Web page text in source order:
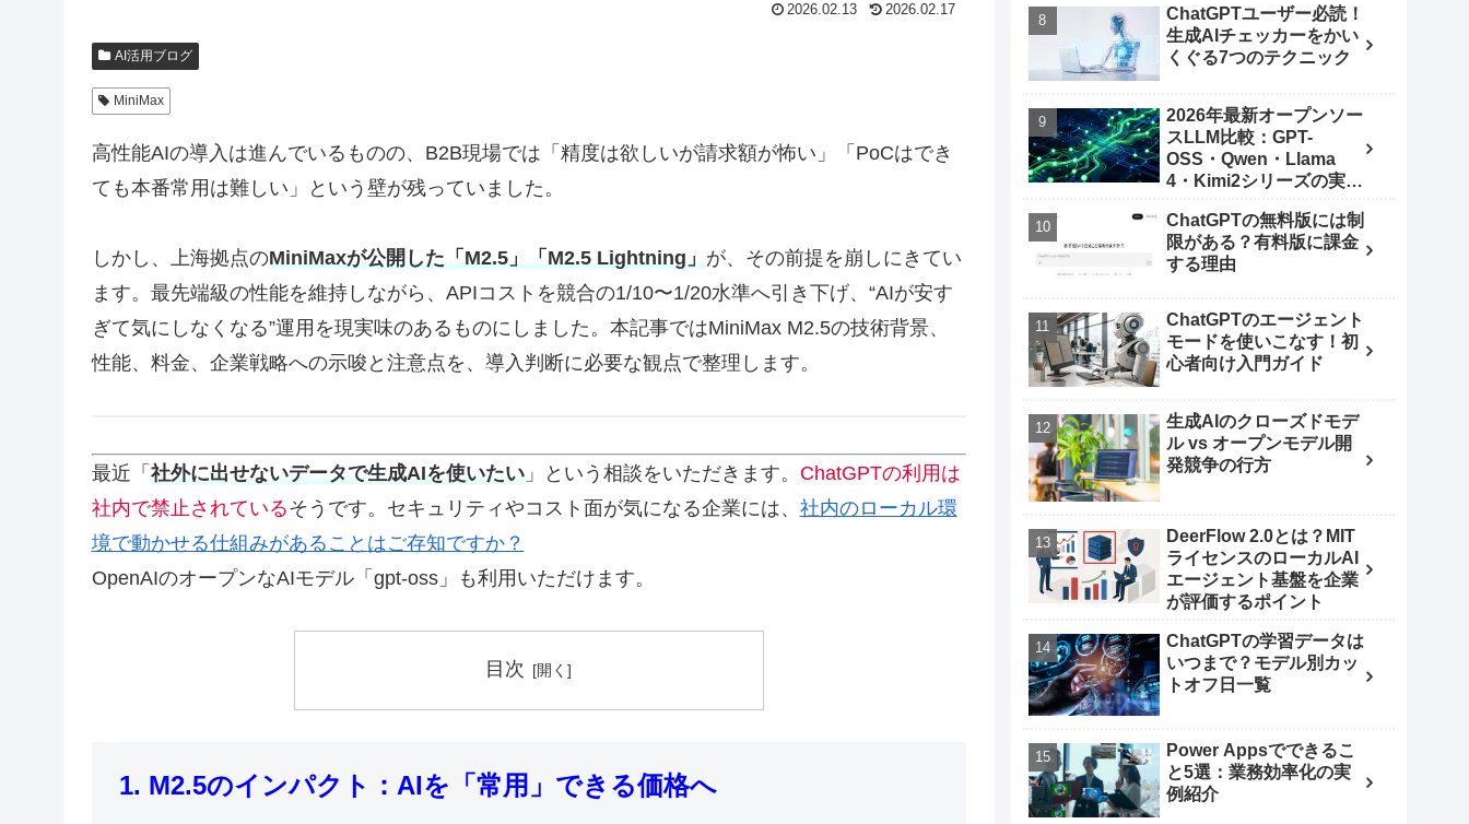
2026.02.13 2026.02.17
AI活用ブログ
MiniMax
高性能AIの導入は進んでいるものの、B2B現場では「精度は欲しいが請求額が怖い」「PoCはでき
ても本番常用は難しい」という壁が残っていました。
しかし、上海拠点のMiniMaxが公開した「M2.5」「M2.5 Lightning」 が、その前提を崩しにきてい
ます。最先端級の性能を維持しながら、APIコストを競合の1/10〜1/20水準へ引き下げ、“AIが安す
ぎて気にしなくなる”運用を現実味のあるものにしました。本記事ではMiniMax M2.5の技術背景、
性能、料金、企業戦略への示唆と注意点を、導入判断に必要な観点で整理します。
最近「 社外に出せないデータで生成AIを使いたい」という相談をいただきます。 ChatGPTの利用は
社内で禁止されているそうです。セキュリティやコスト面が気になる企業には、 社内のローカル環
境で動かせる仕組みがあることはご存知ですか？
OpenAIのオープンなAIモデル「gpt-oss」も利用いただけます。
目次
1. M2.5のインパクト：AIを「常用」できる価格へ
ChatGPTユーザー必読！
生成AIチェッカーをかい
くぐる7つのテクニック
2026年最新オープンソー
スLLM比較：GPT-
OSS・Qwen・Llama
4・Kimi2シリーズの実力
ChatGPTの無料版には制
限がある？有料版に課金
する理由
ChatGPTのエージェント
モードを使いこなす！初
心者向け入門ガイド
生成AIのクローズドモデ
ル vs オープンモデル開
発競争の行方
DeerFlow 2.0とは？MIT
ライセンスのローカルAI
エージェント基盤を企業
が評価するポイント
ChatGPTの学習データは
いつまで？モデル別カッ
トオフ日一覧
Power Appsでできるこ
と5選：業務効率化の実
例紹介